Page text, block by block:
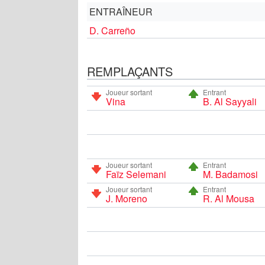
ENTRAÎNEUR
D. Carreño
REMPLAÇANTS
Joueur sortant
Vina
Entrant
B. Al Sayyali
Joueur sortant
Faïz Selemani
Entrant
M. Badamosi
Joueur sortant
J. Moreno
Entrant
R. Al Mousa